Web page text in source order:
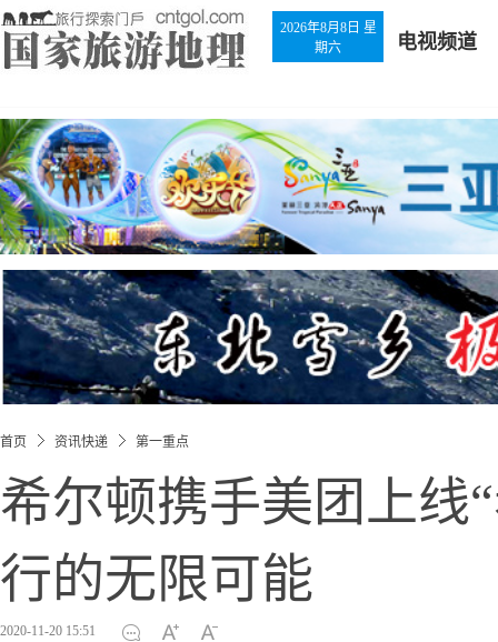
2026年8月8日 星
期六
电视频道
首页 资讯快递 第一重点
希尔顿携手美团上线
行的无限可能
2020-11-20 15:51